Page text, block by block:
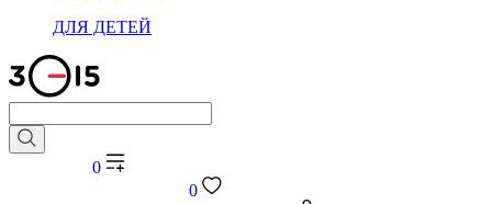
ДЛЯ ДЕТЕЙ
0
0